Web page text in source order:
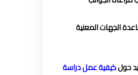
الجهات المعنية
حولكيفية عمل دراسة